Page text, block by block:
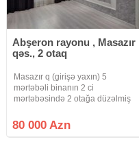
Abşeron rayonu , Masazır
qəs., 2 otaq
Masazır q (girişə yaxın) 5
mərtəbəli binanın 2 ci
mərtəbəsində 2 otağa düzəlmiş
satılır.Geniş mətbəxi və açıq
eyvanı var.Təmirdən sonra yaşayış
80 000 Azn